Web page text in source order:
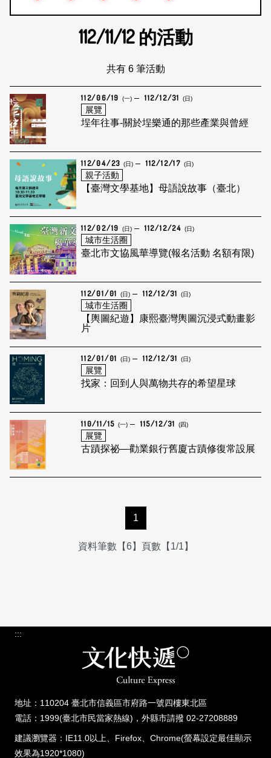
112/11/12 的活動
共有 6 筆活動
112/06/19 (一) 112/12/31 (日)
展覽
埕年往事-關於埕樂通的那些產業與曾經
112/04/23 (日) 112/12/17 (日)
親子活動
【臺灣文學基地】母語說故事（臺北）
112/02/19 (日) 112/12/24 (日)
城市生活圈
臺北市文協風華導覽(報名活動 名額有限)
112/01/01 (日) 112/12/31 (日)
城市生活圈
【輿圖紀遊】康熙臺灣輿圖沉浸式動畫影
片
112/01/01 (日) 112/12/31 (日)
展覽
找家：回到人與萬物共存的希望星球
110/11/15 (一) 115/12/31 (四)
展覽
古蹟探祕—勸業銀行舊廈古蹟修復常設展
1
資料筆數【6】頁數【1/1】
:::
地址：110204 臺北市信義區市府路一號四樓東北區
電話：1999(臺北市民當家熱線)，外縣市請撥 02-27208889
建議瀏覽器：IE11.0以上、Firefox、Chrome(螢幕設定最佳顯示
效果為1920*1080)